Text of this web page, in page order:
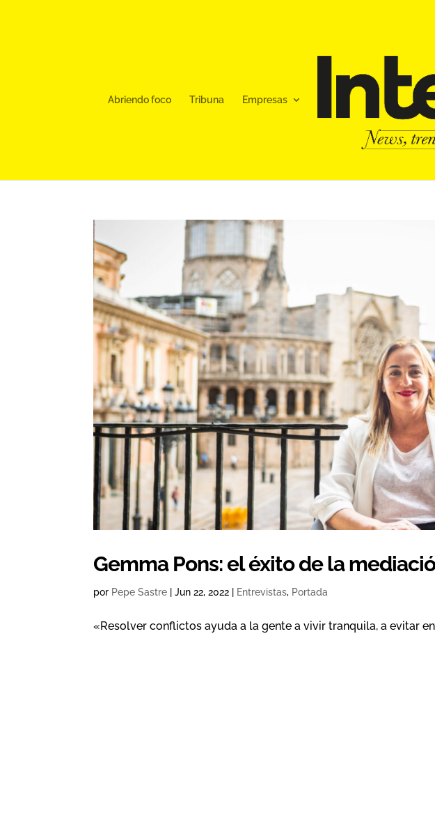
Abriendo foco Tribuna Empresas
Gemma Pons: el éxito de la
por Pepe Sastre |Jun 22, 2022 Entrevistas, Portada
«Resolver conflictos ayuda a la gente a vivir tranquila, a evitar